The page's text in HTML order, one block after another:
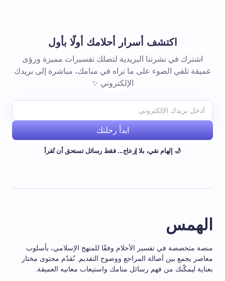
اكتشف أسرار أحلامك أولًا بأول
اشترك في نشرتنا البريدية لتصلك تفسيرات مميزة ورؤى
عميقة تلقي الضوء على ما تراه في منامك، مباشرة إلى بريدك
الإلكتروني ✨
ابدأ رحلتك
🌙 إلهام نقي، بلا إزعاج... فقط رسائل تستحق أن تُقرأ
الهمس
منصة متخصصة في تفسير الأحلام وفقًا للمنهج الإسلامي، بأسلوب
معاصر يجمع بين أصالة المراجع ووضوح التقديم. نُقدّم محتوى مختار
بعناية ليمكّنك من فهم رسائل منامك واستيعاب معانيه العميقة.